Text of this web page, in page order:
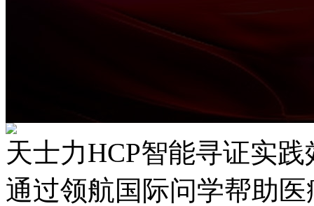
天士力HCP智能寻证实
通过领航国际问学帮助医